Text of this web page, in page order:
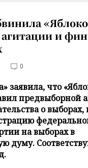
и
0
заявила, что
предвыборной
о выборах,
на выборах в
думу.